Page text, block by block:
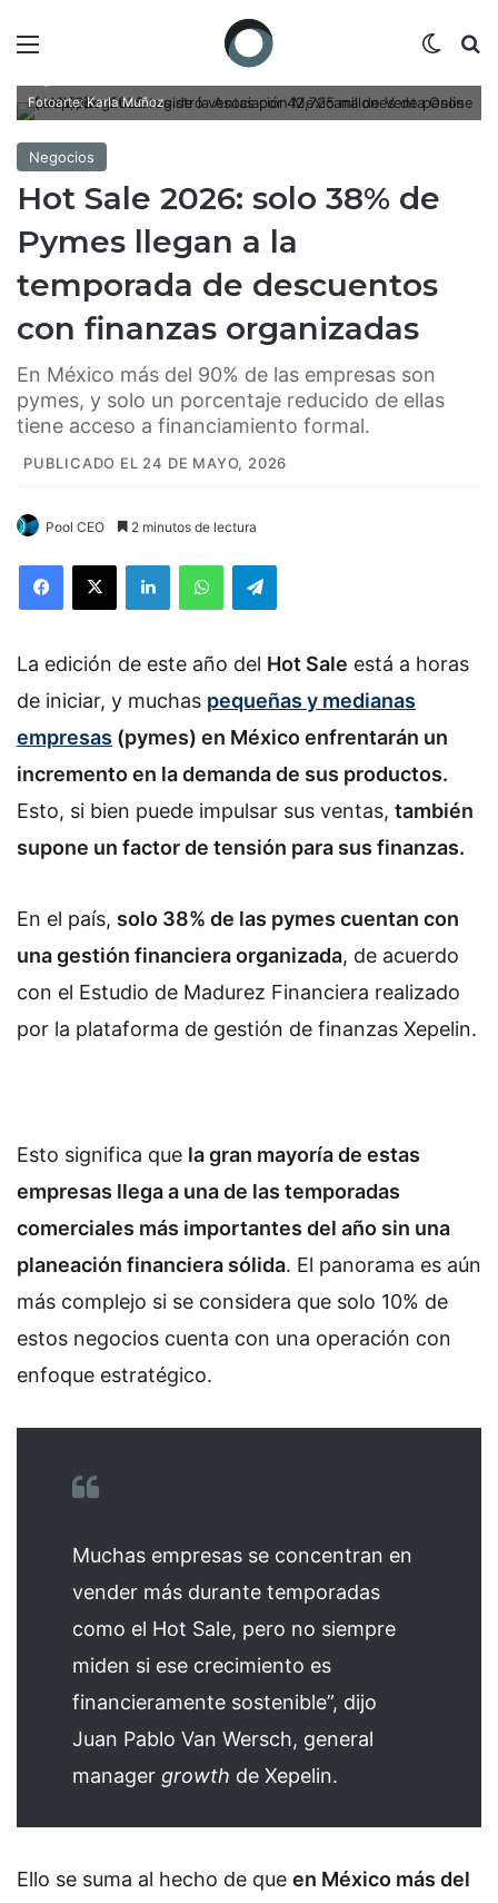
La edición 2025 registró ventas por 42,725 millones de pesos (mdp),
Fotoarte: Karla Muñoz
Negocios
Hot Sale 2026: solo 38% de
Pymes llegan a la
temporada de descuentos
con finanzas organizadas
En México más del 90% de las empresas son
pymes, y solo un porcentaje reducido de ellas
tiene acceso a financiamiento formal.
PUBLICADO EL 24 DE MAYO, 2026
Pool CEO 2 minutos de lectura
La edición de este año del Hot Sale está a horas
de iniciar, y muchas pequeñas y medianas
empresas (pymes) en México enfrentarán un
incremento en la demanda de sus productos.
Esto, si bien puede impulsar sus ventas, también
supone un factor de tensión para sus finanzas.
En el país, solo 38% de las pymes cuentan con
una gestión financiera organizada, de acuerdo
con el Estudio de Madurez Financiera realizado
por la plataforma de gestión de finanzas Xepelin.
Esto significa que la gran mayoría de estas
empresas llega a una de las temporadas
comerciales más importantes del año sin una
planeación financiera sólida. El panorama es aún
más complejo si se considera que solo 10% de
estos negocios cuenta con una operación con
enfoque estratégico.
Muchas empresas se concentran en
vender más durante temporadas
como el Hot Sale, pero no siempre
miden si ese crecimiento es
financieramente sostenible”, dijo
Juan Pablo Van Wersch, general
manager growth de Xepelin.
Ello se suma al hecho de que en México más del